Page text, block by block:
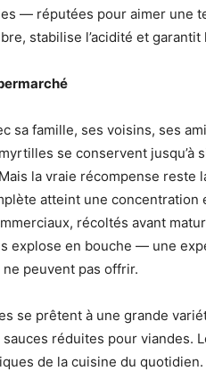
— réputées pour aimer une
stabilise l’acidité et
sa famille, ses voisins, ses
se conservent jusqu’à
la vraie récompense reste
atteint une concentration
récoltés avant
explose en bouche — une
peuvent pas offrir.
se prêtent à une grande
réduites pour viandes.
de la cuisine du quotidien.